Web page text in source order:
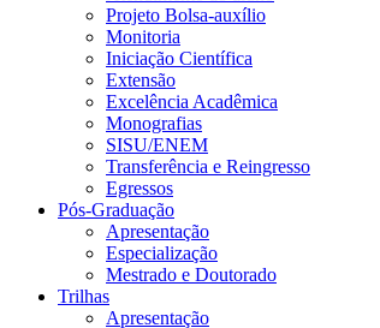
Projeto Bolsa-auxílio
Monitoria
Iniciação Científica
Extensão
Excelência Acadêmica
Monografias
SISU/ENEM
Transferência e Reingresso
Egressos
Pós-Graduação
Apresentação
Especialização
Mestrado e Doutorado
Trilhas
Apresentação